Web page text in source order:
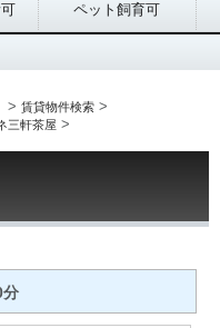
ペット飼育可
> 賃貸物件検索 >
三軒茶屋 >
分